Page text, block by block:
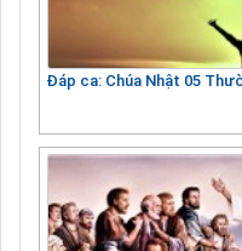
Đáp ca: Chúa Nhật 05